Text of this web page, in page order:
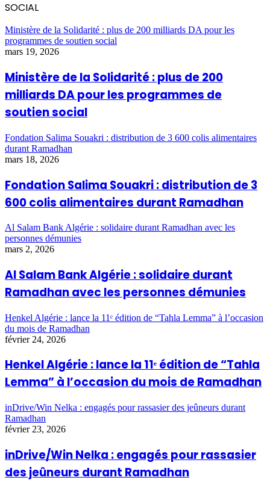
SOCIAL
Ministère de la Solidarité : plus de 200 milliards DA pour les
programmes de soutien social
mars 19, 2026
Ministère de la Solidarité : plus de 200
milliards DA pour les programmes de
soutien social
Fondation Salima Souakri : distribution de 3 600 colis alimentaires
durant Ramadhan
mars 18, 2026
Fondation Salima Souakri : distribution de 3
600 colis alimentaires durant Ramadhan
Al Salam Bank Algérie : solidaire durant Ramadhan avec les
personnes démunies
mars 2, 2026
Al Salam Bank Algérie : solidaire durant
Ramadhan avec les personnes démunies
Henkel Algérie : lance la 11ᵉ édition de “Tahla Lemma” à l’occasion
du mois de Ramadhan
février 24, 2026
Henkel Algérie : lance la 11ᵉ édition de “Tahla
Lemma” à l’occasion du mois de Ramadhan
inDrive/Win Nelka : engagés pour rassasier des jeûneurs durant
Ramadhan
février 23, 2026
inDrive/Win Nelka : engagés pour rassasier
des jeûneurs durant Ramadhan